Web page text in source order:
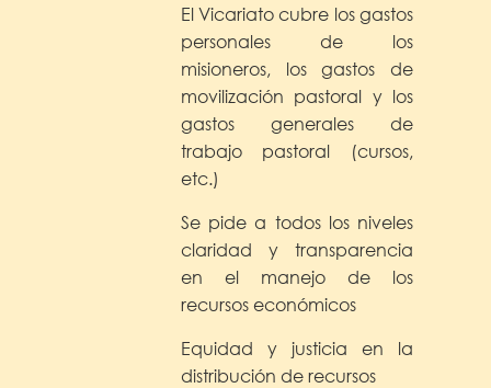
El Vicariato cubre los gastos
personales de los
misioneros, los gastos de
movilización pastoral y los
gastos generales de
trabajo pastoral (cursos,
etc.)
Se pide a todos los niveles
claridad y transparencia
en el manejo de los
recursos económicos
Equidad y justicia en la
distribución de recursos